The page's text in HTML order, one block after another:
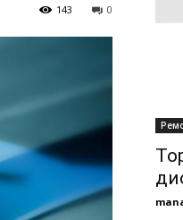
0
143